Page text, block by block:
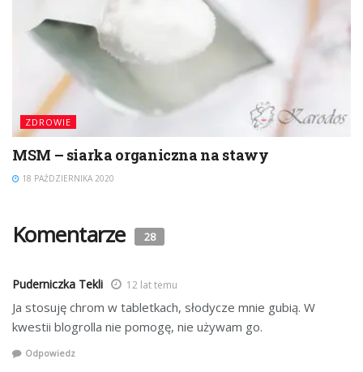
ZDROWIE
MSM – siarka organiczna na stawy
18 PAŹDZIERNIKA 2020
Komentarze 28
Puderniczka Tekli 12 lat temu
Ja stosuję chrom w tabletkach, słodycze mnie gubią. W
kwestii blogrolla nie pomogę, nie używam go.
Odpowiedz